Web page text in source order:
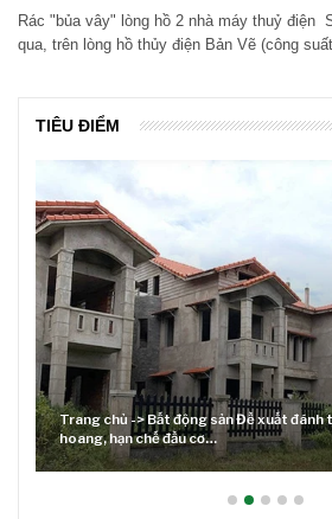
Rác "bủa vây" lòng hồ 2 nhà máy thuỷ điện
qua, trên lòng hồ thủy điện Bản Vẽ (công
TIÊU ĐIỂM
Trang chủ -> Bất động sản Đề xuất đánh thuế
hoang, hạn chế đầu cơ…